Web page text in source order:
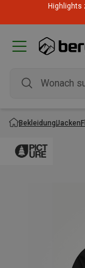
Highlights
BekleidungJacken